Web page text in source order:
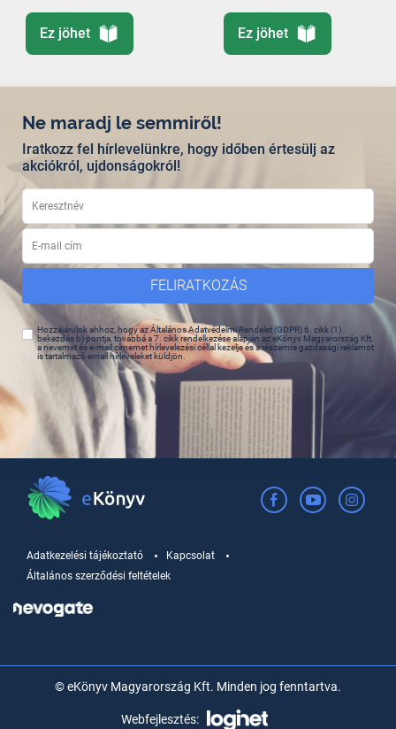
Ez jöhet Ez jöhet
Ne maradj le semmiről!
Iratkozz fel hírlevelünkre, hogy időben értesülj az
akciókról, ujdonságokról!
FELIRATKOZÁS
Hozzájárulok ahhoz, hogy az Általános Adatvédelmi Rendelet (GDPR) 6. cikk (1)
bekezdés b) pontja, továbbá a 7. cikk rendelkezése alapján az eKönyv Magyarország Kft.
a nevemet és e-mail címemet hírlevelezési céllal kezelje és a részemre gazdasági reklámot
is tartalmazó email hírleveleket küldjön.
Adatkezelési tájékoztató
Kapcsolat
Általános szerződési feltételek
© eKönyv Magyarország Kft. Minden jog fenntartva.
Webfejlesztés: